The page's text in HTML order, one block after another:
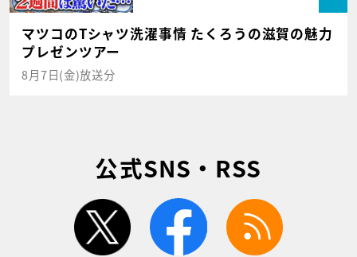
マツコのTシャツ洗濯事情 たくろうの滋賀の魅力
プレゼンツアー
8月7日(金)放送分
公式SNS・RSS
twitter facebook